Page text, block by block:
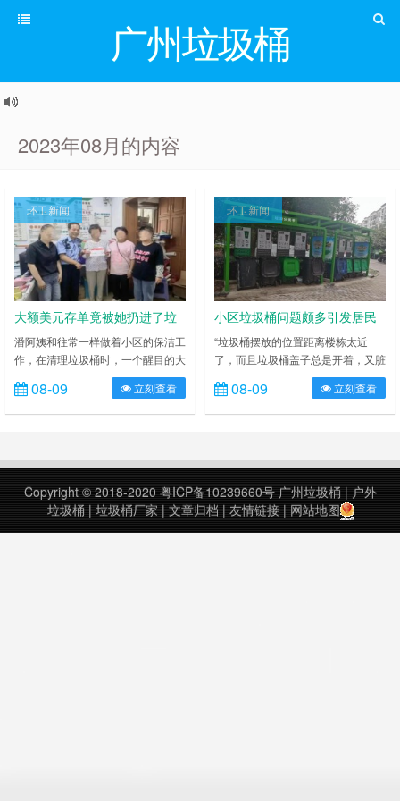
广州垃圾桶
2023年08月的内容
环卫新闻
大额美元存单竟被她扔进了垃
圾桶
潘阿姨和往常一样做着小区的保洁工
作，在清理垃圾桶时，一个醒目的大
红包引起了她的注意，顺手撕开后，
发现里面竟有一张银行定期存
单。“个、十、百、千、万，竟然有
即将存单交到了小区居委。 由于存
单上只有存款人姓名，没有其他信
息，居委只能根据业主登记信息进行
查询，但并没能找到对应的业主，只
得求助于警方，于……
08-09 立刻查看
环卫新闻
小区垃圾桶问题颇多引发居民
不满
“垃圾桶摆放的位置距离楼栋太近
了，而且垃圾桶盖子总是开着，又脏
又臭，严重影响了居民的日常生
活。”近日，据位于武汉市江夏区富
丽奥林园·豪庭的王女士（化姓）反
工作人员。他们表示，因为小区面积
有限，目前垃圾桶放置点已经过大部
分居民同意，如果居民认为有更合适
的位置，可以与物业和社区进行商
量。对于垃圾桶卫……
08-09 立刻查看
Copyright © 2018-2020 粤ICP备10239660号 广州垃圾桶| 户外
垃圾桶| 垃圾桶厂家 | 文章归档 | 友情链接| 网站地图